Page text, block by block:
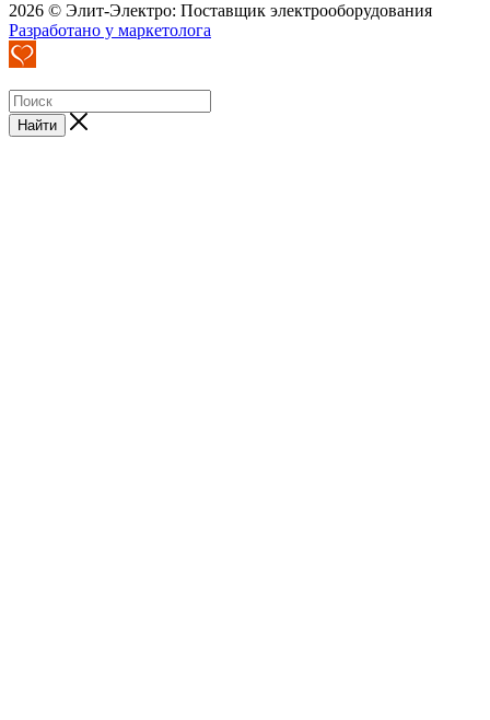
2026 © Элит-Электро: Поставщик электрооборудования
Разработано у маркетолога
Найти